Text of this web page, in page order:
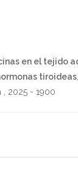
en el tejido
tiroideas
2025 - 1900